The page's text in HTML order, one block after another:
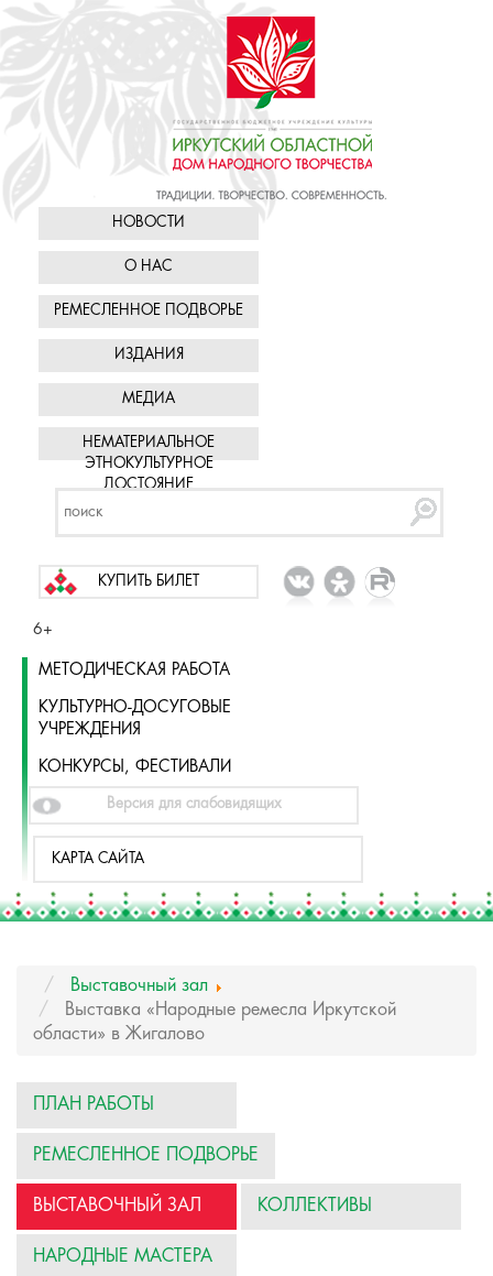
НОВОСТИ
О НАС
РЕМЕСЛЕННОЕ ПОДВОРЬЕ
ИЗДАНИЯ
МЕДИА
НЕМАТЕРИАЛЬНОЕ
ЭТНОКУЛЬТУРНОЕ
ДОСТОЯНИЕ
КУПИТЬ БИЛЕТ
6+
МЕТОДИЧЕСКАЯ РАБОТА
КУЛЬТУРНО-ДОСУГОВЫЕ
УЧРЕЖДЕНИЯ
КОНКУРСЫ, ФЕСТИВАЛИ
Версия для слабовидящих
КАРТА САЙТА
Выставочный зал
Выставка «Народные ремесла Иркутской
области» в Жигалово
ПЛАН РАБОТЫ
РЕМЕСЛЕННОЕ ПОДВОРЬЕ
ВЫСТАВОЧНЫЙ ЗАЛ КОЛЛЕКТИВЫ
НАРОДНЫЕ МАСТЕРА